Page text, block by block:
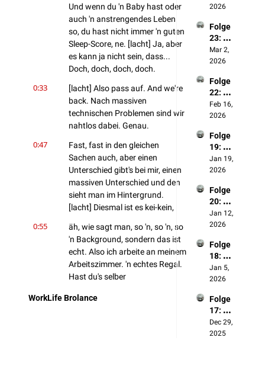
Und wenn du 'n Baby hast oder
auch 'n anstrengendes Leben
so, du hast nicht immer 'n guten
Sleep-Score, ne. [lacht] Ja, aber
es kann ja nicht sein, dass...
Doch, doch, doch, doch.
0:33
[lacht] Also pass auf. And we're
back. Nach massiven
technischen Problemen sind wir
nahtlos dabei. Genau.
0:47
Fast, fast in den gleichen
Sachen auch, aber einen
Unterschied gibt's bei mir, einen
massiven Unterschied und den
sieht man im Hintergrund.
[lacht] Diesmal ist es kei-kein,
0:55
äh, wie sagt man, so 'n, so 'n, so
'n Background, sondern das ist
echt. Also ich arbeite an meinem
Arbeitszimmer. 'n echtes Regal.
Hast du's selber
Frau. [lacht] Sehr gut. Sehr gut.
WorkLife Brolance
Media
Influen
cer
2026
Folge
23: 🎧
Status
symbol
Männe
rspielz
eug &
warum
darauf
abfahr
en
Mar 2,
2026
Folge
22:
Was
wir
anders
sehen
…
Feb 16,
2026
Folge
19:
Künstli
che
enz
Jan 19,
2026
Folge
20:
Jahres
rückbli
2025
Jan 12,
2026
Folge
18:
Produk
tivität
Jan 5,
2026
Folge
17:
Hobby
Dec 29,
2025